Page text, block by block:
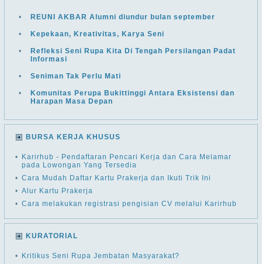
• REUNI AKBAR Alumni diundur bulan september
• Kepekaan, Kreativitas, Karya Seni
•
Refleksi Seni Rupa Kita Di Tengah Persilangan Padat
Informasi
• Seniman Tak Perlu Mati
•
Komunitas Perupa Bukittinggi Antara Eksistensi dan
Harapan Masa Depan
BURSA KERJA KHUSUS
•
Karirhub - Pendaftaran Pencari Kerja dan Cara Melamar
pada Lowongan Yang Tersedia
• Cara Mudah Daftar Kartu Prakerja dan Ikuti Trik Ini
• Alur Kartu Prakerja
• Cara melakukan registrasi pengisian CV melalui Karirhub
KURATORIAL
•
Kritikus Seni Rupa Jembatan Masyarakat?